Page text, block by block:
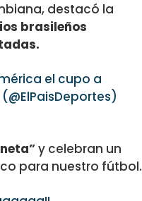
destacó la
brasileños
el cupo a
y celebran un
para nuestro fútbol.